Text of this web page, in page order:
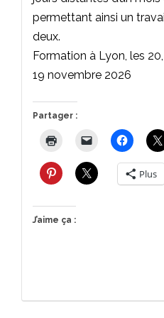
permettant ainsi un
deux.
Formation à Lyon, les
19 novembre 2026
Partager :
Plus
J’aime ça :